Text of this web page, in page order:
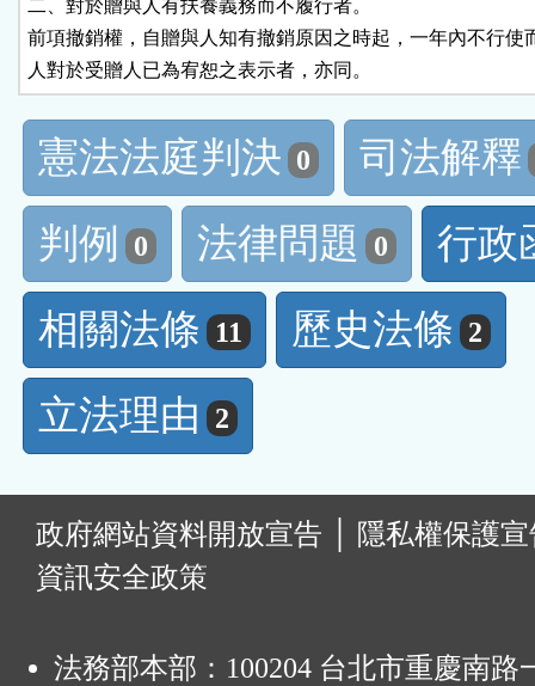
二、對於贈與人有扶養義務而不履行者。
前項撤銷權，自贈與人知有撤銷原因之時起，一年內不行使
人對於受贈人已為宥恕之表示者，亦同。
憲法法庭判決 0
司法解釋
判例
0 法律問題 0
行政
相關法條
11 歷史法條 2
立法理由 2
政府網站資料開放宣告
隱私權保護
資訊安全政策
法務部本部：100204 台北市重慶南路